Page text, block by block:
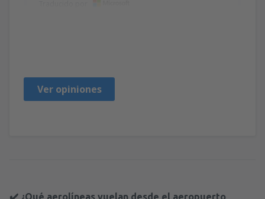
Ver opiniones
✔️ ¿Qué aerolíneas vuelan desde el aeropuerto